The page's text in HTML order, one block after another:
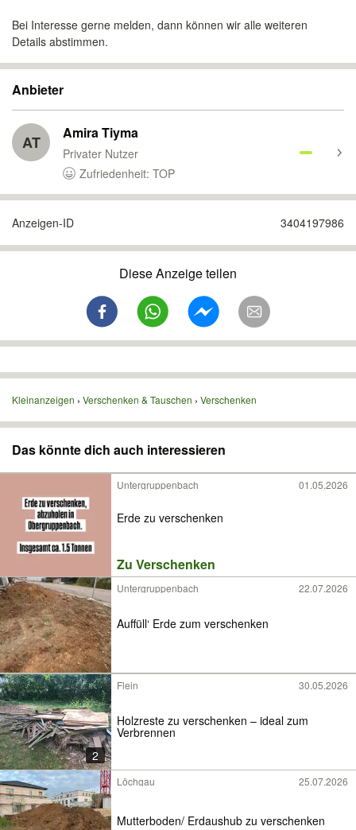
Bei Interesse gerne melden, dann können wir alle weiteren
Details abstimmen.
Anbieter
AT Amira Tiyma
Privater Nutzer
Zufriedenheit: TOP
Anzeigen-ID 3404197986
Diese Anzeige teilen
Kleinanzeigen Verschenken & Tauschen Verschenken
Das könnte dich auch interessieren
Untergruppenbach 01.05.2026
Erde zu verschenken
Zu Verschenken
Untergruppenbach 22.07.2026
Auffüll‘ Erde zum verschenken
2
Flein 30.05.2026
Holzreste zu verschenken – ideal zum
Verbrennen
Löchgau 25.07.2026
Mutterboden/ Erdaushub zu verschenken